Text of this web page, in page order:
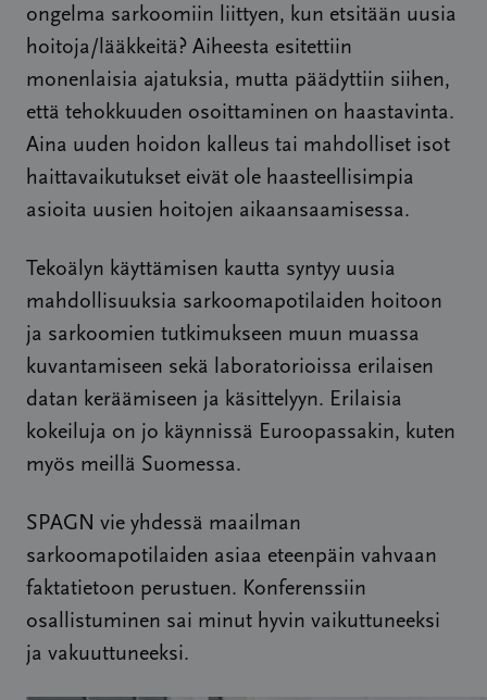
ongelma sarkoomiin liittyen, kun etsitään uusia
hoitoja/lääkkeitä? Aiheesta esitettiin
monenlaisia ajatuksia, mutta päädyttiin siihen,
että tehokkuuden osoittaminen on haastavinta.
Aina uuden hoidon kalleus tai mahdolliset isot
haittavaikutukset eivät ole haasteellisimpia
asioita uusien hoitojen aikaansaamisessa.
Tekoälyn käyttämisen kautta syntyy uusia
mahdollisuuksia sarkoomapotilaiden hoitoon
ja sarkoomien tutkimukseen muun muassa
kuvantamiseen sekä laboratorioissa erilaisen
datan keräämiseen ja käsittelyyn. Erilaisia
kokeiluja on jo käynnissä Euroopassakin, kuten
myös meillä Suomessa.
SPAGN vie yhdessä maailman
sarkoomapotilaiden asiaa eteenpäin vahvaan
faktatietoon perustuen. Konferenssiin
osallistuminen sai minut hyvin vaikuttuneeksi
ja vakuuttuneeksi.